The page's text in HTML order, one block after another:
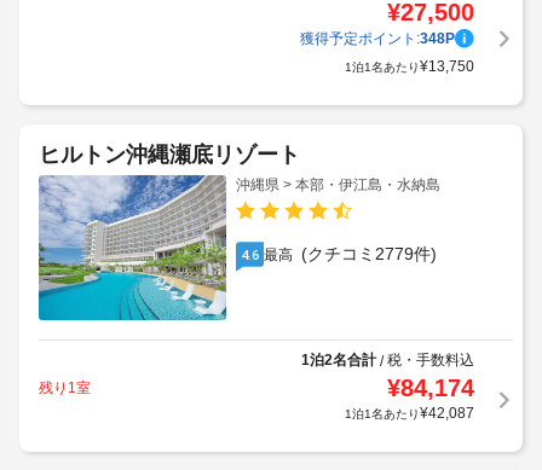
¥27,500
獲得予定ポイント:348P
1泊1名あたり¥13,750
ヒルトン沖縄瀬底リゾート
沖縄県 > 本部・伊江島・水納島
4.6 最高 (クチコミ2779件)
1泊2名合計/税・手数料込
残り1室
¥84,174
1泊1名あたり¥42,087